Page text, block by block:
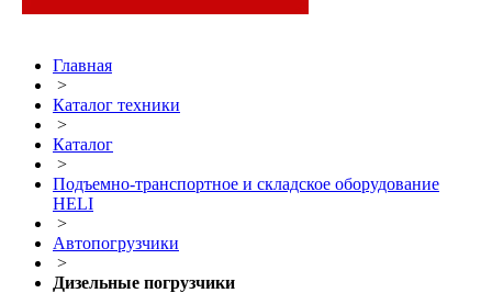
Главная
>
Каталог техники
>
Каталог
>
Подъемно-транспортное и складское оборудование
HELI
>
Автопогрузчики
>
Дизельные погрузчики